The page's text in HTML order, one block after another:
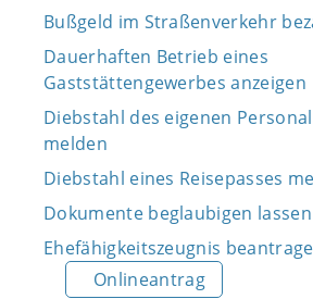
Bußgeld im Straßenverkehr
Dauerhaften Betrieb eines
Gaststättengewerbes anzeigen
Diebstahl des eigenen
melden
Diebstahl eines Reisepasses
Dokumente beglaubigen lassen
Ehefähigkeitszeugnis
Onlineantrag